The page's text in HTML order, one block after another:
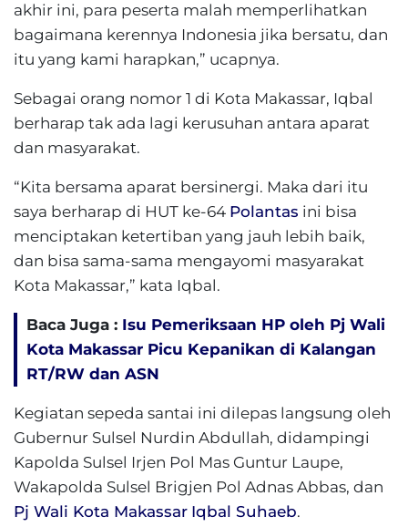
akhir ini, para peserta malah memperlihatkan
bagaimana kerennya Indonesia jika bersatu, dan
itu yang kami harapkan,” ucapnya.
Sebagai orang nomor 1 di Kota Makassar, Iqbal
berharap tak ada lagi kerusuhan antara aparat
dan masyarakat.
“Kita bersama aparat bersinergi. Maka dari itu
saya berharap di HUT ke-64 Polantas ini bisa
menciptakan ketertiban yang jauh lebih baik,
dan bisa sama-sama mengayomi masyarakat
Kota Makassar,” kata Iqbal.
Baca Juga : Isu Pemeriksaan HP oleh Pj Wali
Kota Makassar Picu Kepanikan di Kalangan
RT/RW dan ASN
Kegiatan sepeda santai ini dilepas langsung oleh
Gubernur Sulsel Nurdin Abdullah, didampingi
Kapolda Sulsel Irjen Pol Mas Guntur Laupe,
Wakapolda Sulsel Brigjen Pol Adnas Abbas, dan
Pj Wali Kota Makassar Iqbal Suhaeb.